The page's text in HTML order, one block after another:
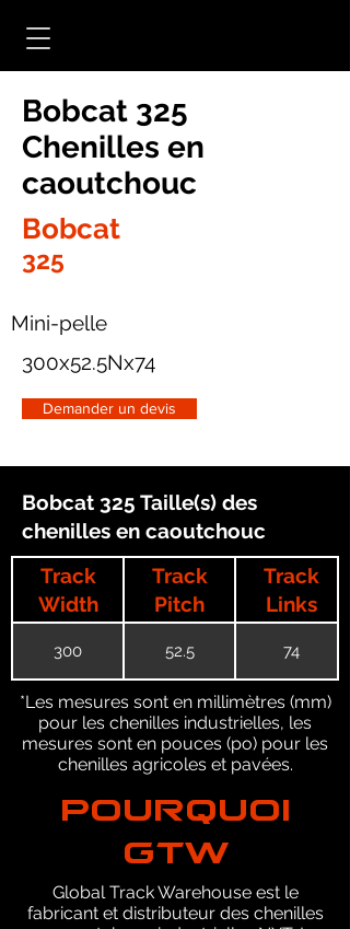
Bobcat 325
Chenilles en
caoutchouc
Bobcat
325
Mini-pelle
300x52.5Nx74
Demander un devis
Bobcat 325 Taille(s) des
chenilles en caoutchouc
Track
Width
Track
Pitch
Track
Links
300 52.5 74
*Les mesures sont en millimètres (mm)
pour les chenilles industrielles, les
mesures sont en pouces (po) pour les
chenilles agricoles et pavées.
POURQUOI
GTW
Global Track Warehouse est le
fabricant et distributeur des chenilles